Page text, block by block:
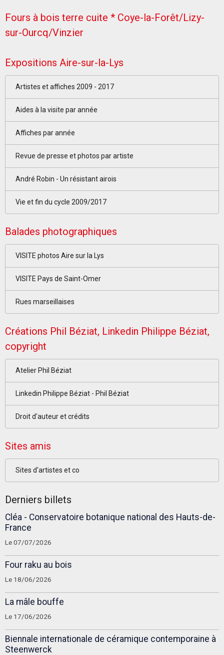
Fours à bois terre cuite * Coye-la-Forêt/Lizy-
sur-Ourcq/Vinzier
Expositions Aire-sur-la-Lys
Artistes et affiches 2009 - 2017
Aides à la visite par année
Affiches par année
Revue de presse et photos par artiste
André Robin - Un résistant airois
Vie et fin du cycle 2009/2017
Balades photographiques
VISITE photos Aire sur la Lys
VISITE Pays de Saint-Omer
Rues marseillaises
Créations Phil Béziat, Linkedin Philippe Béziat,
copyright
Atelier Phil Béziat
Linkedin Philippe Béziat - Phil Béziat
Droit d'auteur et crédits
Sites amis
Sites d'artistes et co
Derniers billets
Cléa - Conservatoire botanique national des Hauts-de-
France
Le 07/07/2026
Four raku au bois
Le 18/06/2026
La mâle bouffe
Le 17/06/2026
Biennale internationale de céramique contemporaine à
Steenwerck